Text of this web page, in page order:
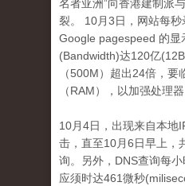
名者亚洲”向香港建制派
裂。 10月3日，网站每
Google pagespeed 的显
(Bandwidth)达120亿
（500M）超出24倍，要
（RAM），以加强处理
10月4日，出现来自本地
击，直至10月6日早上，
询。
另外，DNS查询每
应须时达461微秒